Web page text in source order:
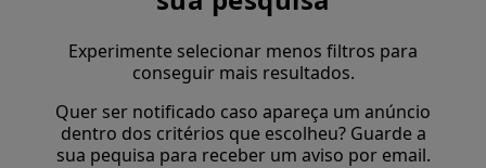
Experimente selecionar menos filtros para
conseguir mais resultados.
Quer ser notificado caso apareça um anúncio
dentro dos critérios que escolheu? Guarde a
sua pequisa para receber um aviso por email.